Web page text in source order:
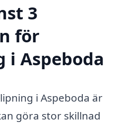
3
för
Aspeboda
i Aspeboda är
göra stor skillnad